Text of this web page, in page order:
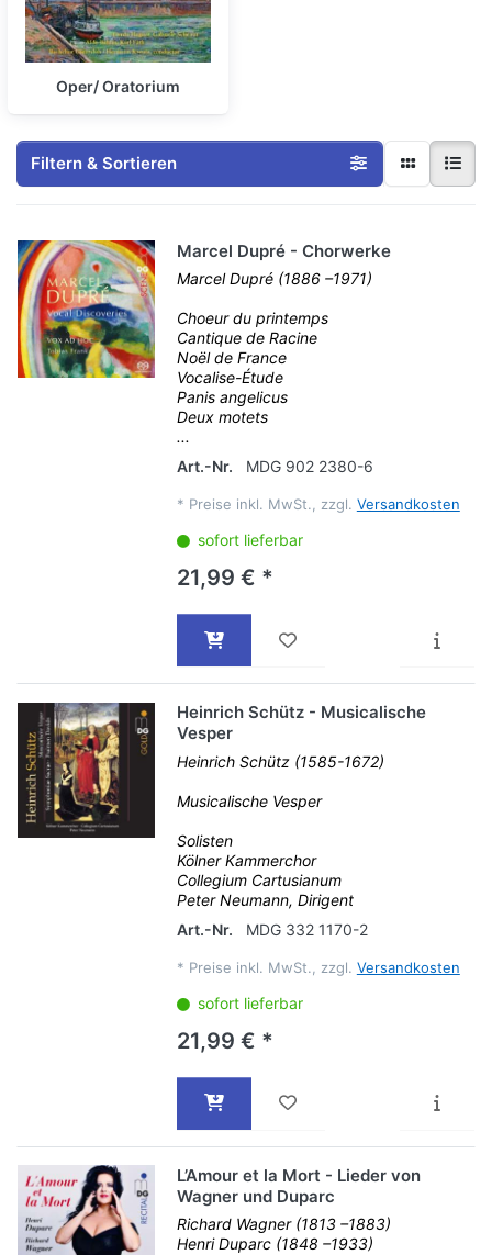
Oper/ Oratorium
Filtern & Sortieren
Marcel Dupré - Chorwerke
Marcel Dupré (1886 –1971)
Choeur du printemps
Cantique de Racine
Noël de France
Vocalise-Étude
Panis angelicus
Deux motets
...
Art.-Nr.
MDG 902 2380-6
* Preise inkl. MwSt., zzgl. Versandkosten
sofort lieferbar
21,99 € *
Heinrich Schütz - Musicalische
Vesper
Heinrich Schütz (1585-1672)
Musicalische Vesper
Solisten
Kölner Kammerchor
Collegium Cartusianum
Peter Neumann, Dirigent
Art.-Nr.
MDG 332 1170-2
* Preise inkl. MwSt., zzgl. Versandkosten
sofort lieferbar
21,99 € *
L’Amour et la Mort - Lieder von
Wagner und Duparc
Richard Wagner (1813 –1883)
Henri Duparc (1848 –1933)